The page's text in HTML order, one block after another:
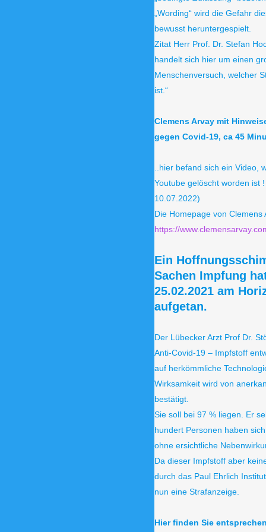
„Wording“ wird die Gefahr
bewusst heruntergespielt.
Zitat Herr Prof. Dr. Stefan
handelt sich hier um einen
Menschenversuch, welcher
ist.“
Clemens Arvay mit
gegen Covid-19, ca 45
..hier befand sich ein Video,
Youtube gelöscht worden ist
10.07.2022)
Die Homepage von Clemens
https://
Ein
Sachen Impfung
25.02.2021 am
aufgetan.
Der Lübecker Arzt Prof Dr.
Anti-Covid-19 – Impfstoff
auf herkömmliche
Wirksamkeit wird von
bestätigt.
Sie soll bei 97 % liegen. Er
hundert Personen haben
ohne ersichtliche
Da dieser Impfstoff aber
durch das Paul Ehrlich
nun eine Strafanzeige.
Hier finden Sie